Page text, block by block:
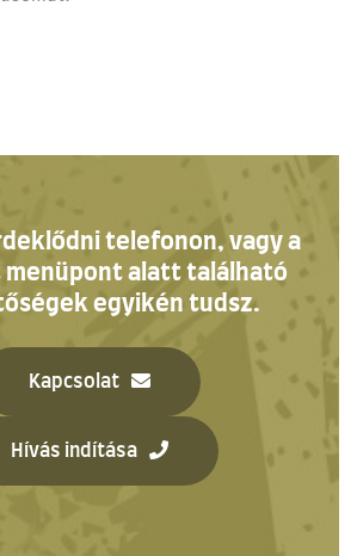
telefonon, vagy a
menüpont alatt található
egyikén tudsz.
Kapcsolat
Hívás indítása